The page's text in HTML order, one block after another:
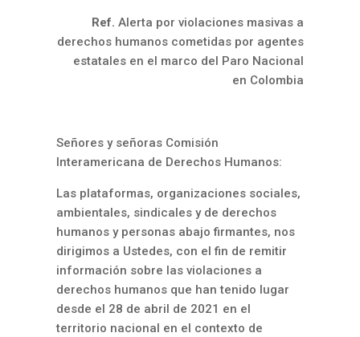
Ref.Alerta por violaciones masivas a
derechos humanos cometidas por agentes
estatales en el marco del Paro Nacional
en Colombia
Señores y señoras Comisión
Interamericana de Derechos Humanos:
Las plataformas, organizaciones sociales,
ambientales, sindicales y de derechos
humanos y personas abajo firmantes, nos
dirigimos a Ustedes, con el fin de remitir
información sobre las violaciones a
derechos humanos que han tenido lugar
desde el 28 de abril de 2021 en el
territorio nacional en el contexto de